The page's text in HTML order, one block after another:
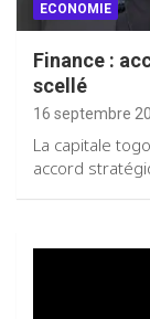
ECONOMIE
Finance :
scellé
16 septembre
La capitale
accord